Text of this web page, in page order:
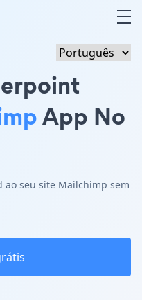
App No
ao seu site Mailchimp sem